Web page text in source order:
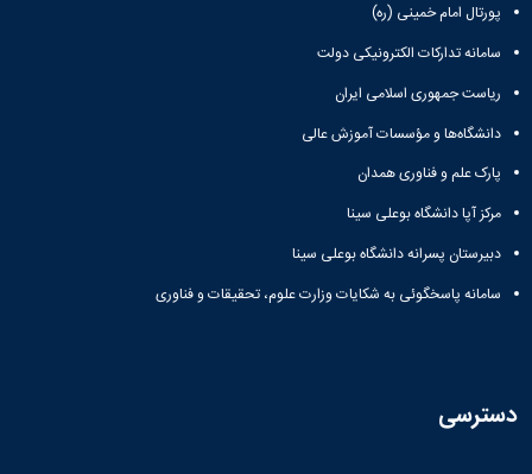
پورتال امام خمینی (ره)
سامانه تدارکات الکترونیکی دولت
ریاست جمهوری اسلامی ایران
دانشگاه‌ها و مؤسسات آموزش عالی
پارک علم و فناوری همدان
مرکز آپا دانشگاه بوعلی سینا
دبیرستان پسرانه دانشگاه بوعلی سینا
سامانه پاسخگوئی به شکایات وزارت علوم، تحقیقات و فناوری
دسترسی